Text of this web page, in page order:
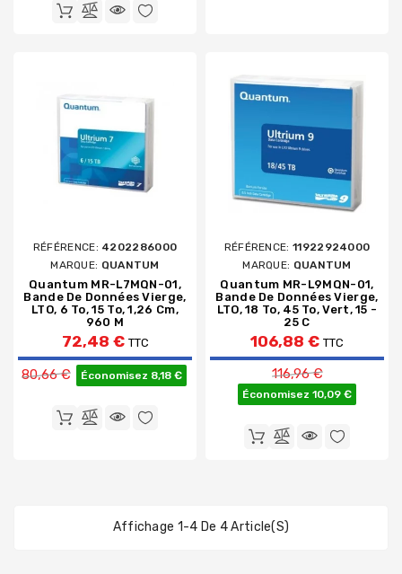
RÉFÉRENCE: 4202286000
MARQUE: QUANTUM
Quantum MR-L7MQN-01,
Bande De Données Vierge,
LTO, 6 To, 15 To, 1,26 Cm,
960 M
72,48 € TTC
Prix de base
80,66 € Économisez 8,18 €
RÉFÉRENCE: 11922924000
MARQUE: QUANTUM
Quantum MR-L9MQN-01,
Bande De Données Vierge,
LTO, 18 To, 45 To, Vert, 15 -
25 C
106,88 € TTC
Prix de base
116,96 €
Économisez 10,09 €
Affichage 1-4 De 4 Article(s)